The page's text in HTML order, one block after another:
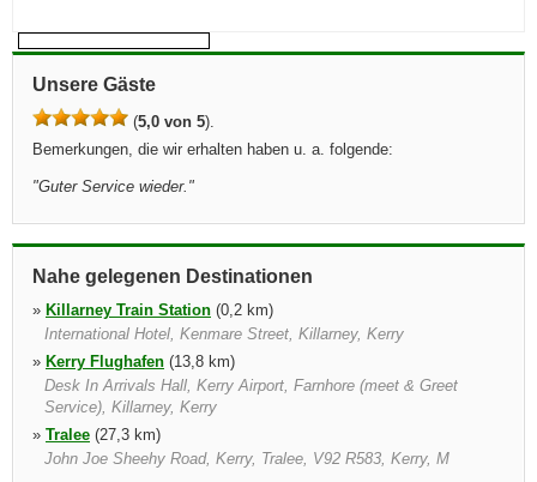
Unsere Gäste
(5,0 von 5).
Bemerkungen, die wir erhalten haben u. a. folgende:
"Guter Service wieder. "
Nahe gelegenen Destinationen
» Killarney Train Station (0,2 km)
International Hotel, Kenmare Street, Killarney, Kerry
» Kerry Flughafen (13,8 km)
Desk In Arrivals Hall, Kerry Airport, Farnhore (meet & Greet
Service), Killarney, Kerry
» Tralee (27,3 km)
John Joe Sheehy Road, Kerry, Tralee, V92 R583, Kerry, M